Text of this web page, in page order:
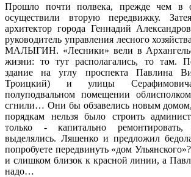
Прошло почти полвека, прежде чем в
осуществили вторую передвижку.
архитектор города Геннадий
руководитель управления лесного
МАЛЫГИН. «Лесники» вели в
жизни: то тут располагались, то там.
здание на углу проспекта Павлина
Троицкий) и улицы
полуподвальном помещении
сгнили… Они бы обзавелись новым
порядкам нельзя было строить
только - капитально
выделялись. Ляшенко и предложил
попробуете передвинуть «дом
и слишком близок к красной линии, а
надо…